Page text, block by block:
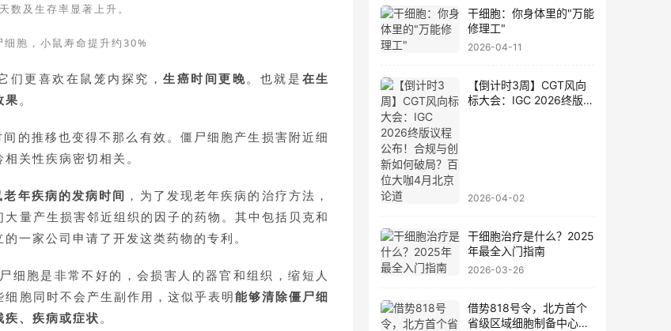
数及生存率显著上升。
胞，小鼠寿命提升约30%
们更喜欢在鼠笼内探究，生癌时间更晚。也就是 在生
果 。
的推移也变得不那么有效。僵尸细胞产生损害附近细
关性疾病密切相关。
年疾病的发病时间 ，为了发现老年疾病的治疗方法，
量产生损害邻近组织的因子的药物。其中包括贝克和
一家公司申请了开发这类药物的专利。
胞是非常不好的，会损害人的器官和组织，缩短人
胞同时不会产生副作用，这似乎表明能够清除僵尸细
、疾病或症状 。
干细胞：你身体里的"万能
修理工"
2026-04-11
【倒计时3周】CGT风向
标大会：IGC 2026终版议
2026-04-02
干细胞治疗是什么？2025
年最全入门指南
2026-03-26
借势818号令，北方首个
省级区域细胞制备中心落